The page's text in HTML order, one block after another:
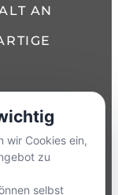
AN
H
wir Cookies ein,
zu
selbst